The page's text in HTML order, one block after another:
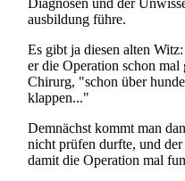
Diagnosen und der
ausbildung führe.
Es gibt ja diesen alten
er die Operation schon mal
Chirurg, "schon über
klappen..."
Demnächst kommt man
nicht prüfen durfte, und
damit die Operation mal